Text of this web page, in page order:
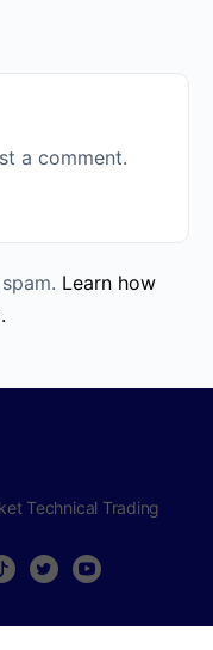
a comment.
Learn how
Technical Trading